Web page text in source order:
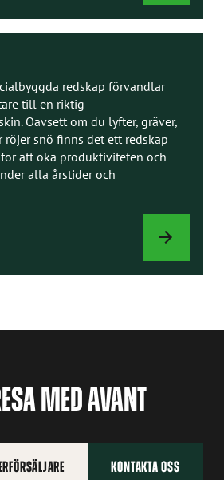
redskap förvandlar
till en riktig
Oavsett om du lyfter, gräver,
röjer snö finns det ett redskap
att öka produktiviteten och
alla årstider och
REDSKAP
MED AVANT
KONTAKTA OSS